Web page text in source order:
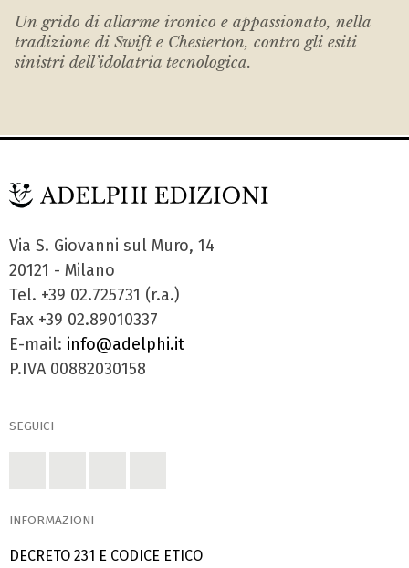
Un grido di allarme ironico e appassionato, nella
tradizione di Swift e Chesterton, contro gli esiti
sinistri dell’idolatria tecnologica.
Via S. Giovanni sul Muro, 14
20121 - Milano
Tel. +39 02.725731 (r.a.)
Fax +39 02.89010337
E-mail: info@adelphi.it
P.IVA 00882030158
SEGUICI
INFORMAZIONI
DECRETO 231 E CODICE ETICO